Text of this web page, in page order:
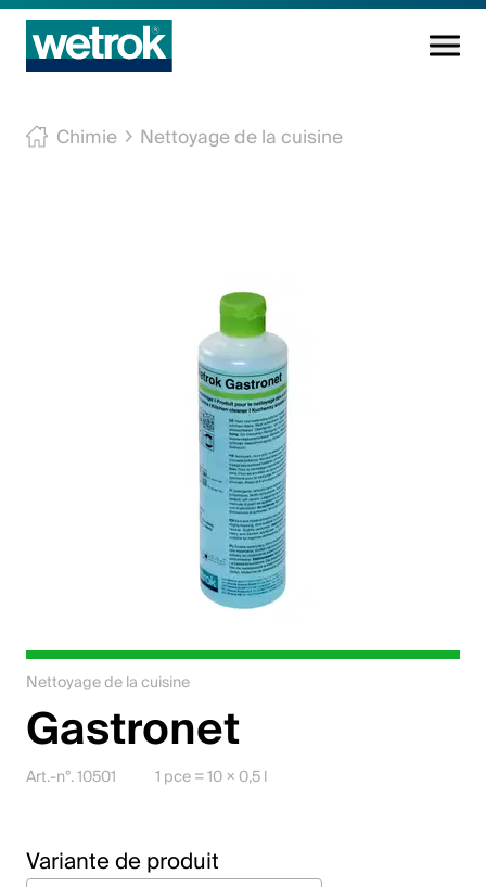
Produits
Webshop
Français (Suisse)
Suisse
Chimie Nettoyage de la cuisine
Nettoyage de la cuisine
Gastronet
Art.-n°. 10501 1 pce = 10 × 0,5 l
Variante de produit